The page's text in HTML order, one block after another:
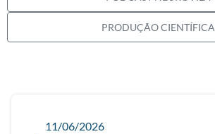
PRODUÇÃO CIENTÍFICA
11/06/2026